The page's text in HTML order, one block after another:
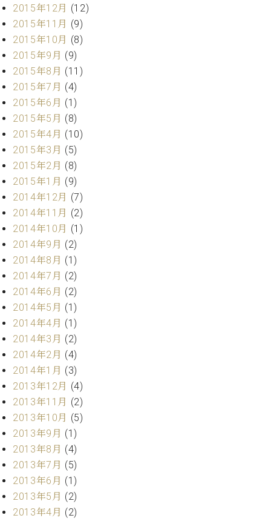
調
師
紹
介
調
律
料
表
お
問
い
合
せ
尾山調律師のブ
ログ Die
Musikgasse（音
楽の小道）
2015年12月 (12)
2015年11月 (9)
2015年10月 (8)
2015年9月 (9)
2015年8月 (11)
2015年7月 (4)
2015年6月 (1)
2015年5月 (8)
2015年4月 (10)
2015年3月 (5)
2015年2月 (8)
2015年1月 (9)
2014年12月 (7)
2014年11月 (2)
2014年10月 (1)
2014年9月 (2)
2014年8月 (1)
2014年7月 (2)
2014年6月 (2)
2014年5月 (1)
2014年4月 (1)
2014年3月 (2)
2014年2月 (4)
2014年1月 (3)
2013年12月 (4)
2013年11月 (2)
2013年10月 (5)
2013年9月 (1)
2013年8月 (4)
2013年7月 (5)
2013年6月 (1)
2013年5月 (2)
2013年4月 (2)